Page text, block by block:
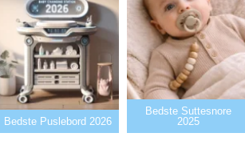
Bedste Puslebord 2026
Bedste Suttesnore
2025